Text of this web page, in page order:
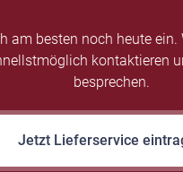
am besten noch heute ein.
kontaktieren
besprechen.
Jetzt Lieferservice